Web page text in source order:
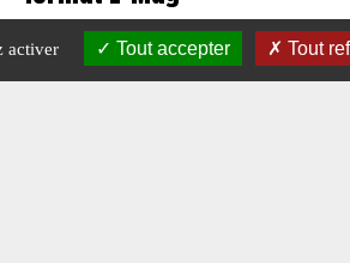
activer Tout accepter Tout